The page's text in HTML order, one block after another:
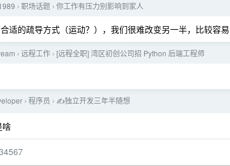
› 职场话题 › 你工作有压力别影响到家人
适的疏导方式（运动？），我们很难改变另一半，比较容易
› 远程工作 › [远程全职] 湾区初创公司招 Python 后端工程师
› 程序员 › ✍独立开发三年半随想
啥